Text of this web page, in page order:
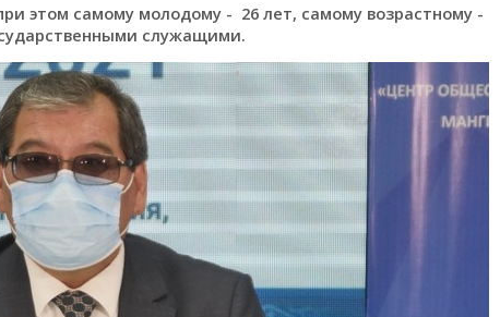
этом самому молодому - 26 лет, самому возрастному -
служащими.